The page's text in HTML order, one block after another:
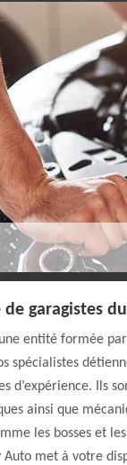
garagistes
entité formée
spécialistes
d’expérience. Ils
ainsi que
les bosses et
Auto met à votre